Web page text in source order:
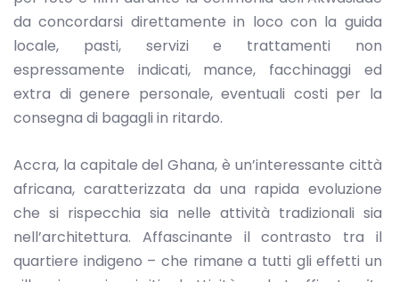
da concordarsi direttamente in loco con la guida
locale, pasti, servizi e trattamenti non
espressamente indicati, mance, facchinaggi ed
extra di genere personale, eventuali costi per la
consegna di bagagli in ritardo.
Accra, la capitale del Ghana, è un’interessante città
africana, caratterizzata da una rapida evoluzione
che si rispecchia sia nelle attività tradizionali sia
nell’architettura. Affascinante il contrasto tra il
quartiere indigeno – che rimane a tutti gli effetti un